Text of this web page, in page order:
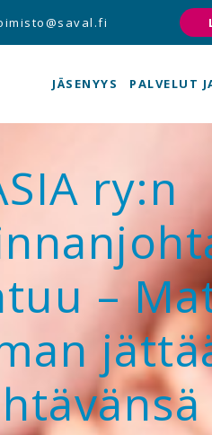
JÄSENYYS PALVELUT
ry:n
–